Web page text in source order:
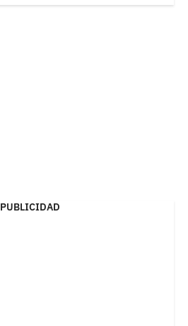
PUBLICIDAD